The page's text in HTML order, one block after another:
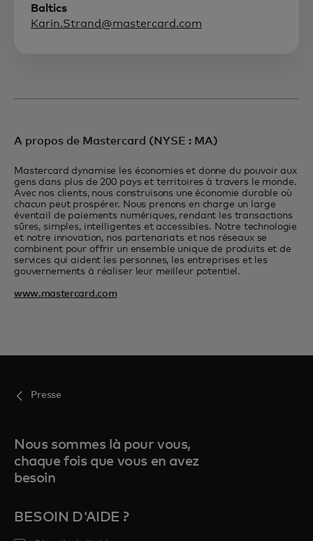
Baltics
Karin.Strand@mastercard.com
A propos de Mastercard (NYSE : MA)
Mastercard dynamise les économies et donne du pouvoir aux
gens dans plus de 200 pays et territoires à travers le monde.
Avec nos clients, nous construisons une économie durable où
chacun peut prospérer. Nous prenons en charge un large
éventail de paiements numériques, rendant les transactions
sûres, simples, intelligentes et accessibles. Notre technologie
et notre innovation, nos partenariats et nos réseaux se
combinent pour offrir un ensemble unique de produits et de
services qui aident les personnes, les entreprises et les
gouvernements à réaliser leur meilleur potentiel.
www.mastercard.com
Presse
Nous sommes là pour vous,
chaque fois que vous en avez
besoin
BESOIN D'AIDE ?